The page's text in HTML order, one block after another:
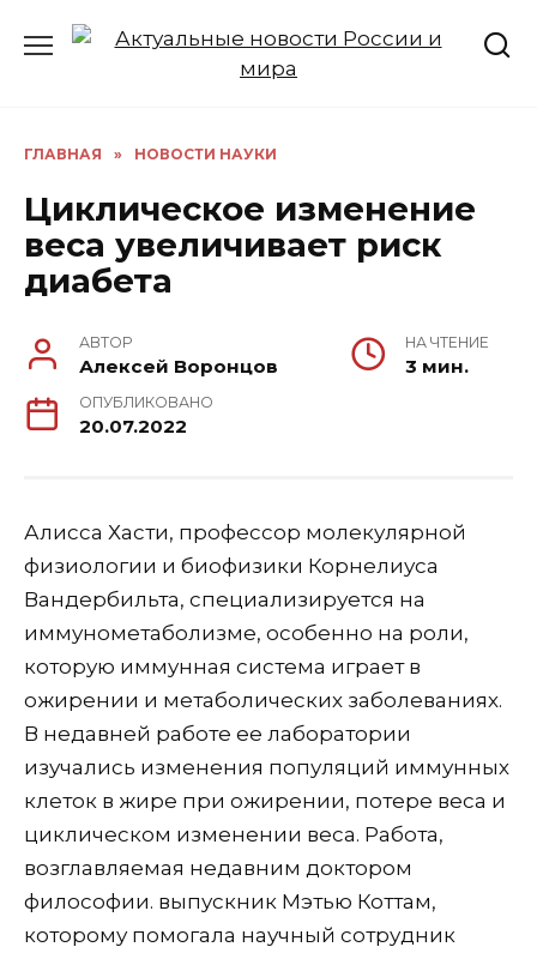
ГЛАВНАЯ » НОВОСТИ НАУКИ
Циклическое изменение
веса увеличивает риск
диабета
АВТОР
Алексей Воронцов
НА ЧТЕНИЕ
3 мин.
ОПУБЛИКОВАНО
20.07.2022
Алисса Хасти, профессор молекулярной
физиологии и биофизики Корнелиуса
Вандербильта, специализируется на
иммунометаболизме, особенно на роли,
которую иммунная система играет в
ожирении и метаболических заболеваниях.
В недавней работе ее лаборатории
изучались изменения популяций иммунных
клеток в жире при ожирении, потере веса и
циклическом изменении веса. Работа,
возглавляемая недавним доктором
философии. выпускник Мэтью Коттам,
которому помогала научный сотрудник